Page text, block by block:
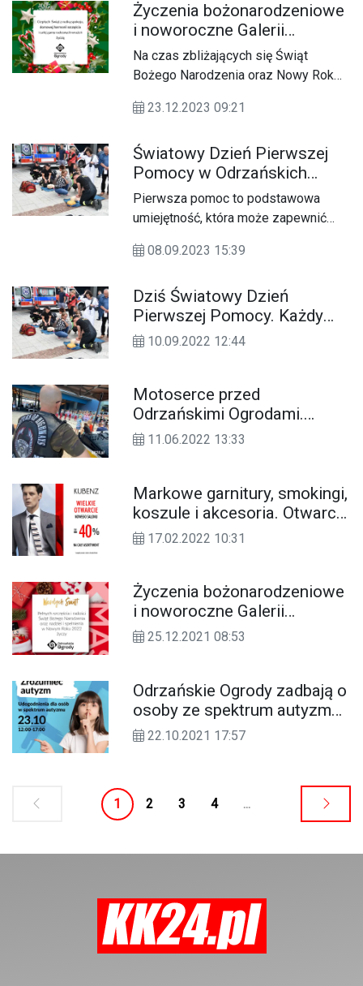
Życzenia bożonarodzeniowe
i noworoczne Galerii
Odrzańskie Ogrody a dla
Czytelników KK24.pl
Na czas zbliżających się Świąt
Bożego Narodzenia oraz Nowy Rok
Kędzierzyna-Koźla i powiatu
Galeria Odrzańskie Ogrody.
23.12.2023 09:21
Światowy Dzień Pierwszej
Pomocy w Odrzańskich
Ogrodach. Już jutro
bezpłatne szkolenia z
ratownikami, strażakami i
policjantami
Pierwsza pomoc to podstawowa
umiejętność, która może zapewnić
celu zmniejszenia obrażeń i cierpienia
osoby w potrzebie.
08.09.2023 15:39
Dziś Światowy Dzień
Pierwszej Pomocy. Każdy
mógł wziąć udział w
10.09.2022 12:44
Motoserce przed
Odrzańskimi Ogrodami.
Motocykliści po raz kolejny
11.06.2022 13:33
Markowe garnitury, smokingi,
koszule i akcesoria. Otwarcie
salonu KUBENZ w
17.02.2022 10:31
Życzenia bożonarodzeniowe
i noworoczne Galerii
Odrzańskie Ogrody dla
25.12.2021 08:53
Odrzańskie Ogrody zadbają o
osoby ze spektrum autyzmu.
W sobotę event edukacyjny
22.10.2021 17:57
1 2 3 4 ...